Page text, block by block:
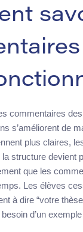
commentaires
s’améliorent de
plus claires,
structure devient
que les
Les élèves
à dire “votre
d’un exemple